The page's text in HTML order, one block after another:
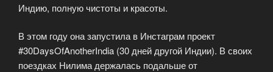
Индию, полную чистоты и красоты.
В этом году она запустила в Инстаграм проект
#30DaysOfAnotherIndia (30 дней другой Индии). В своих
поездках Нилима держалась подальше от